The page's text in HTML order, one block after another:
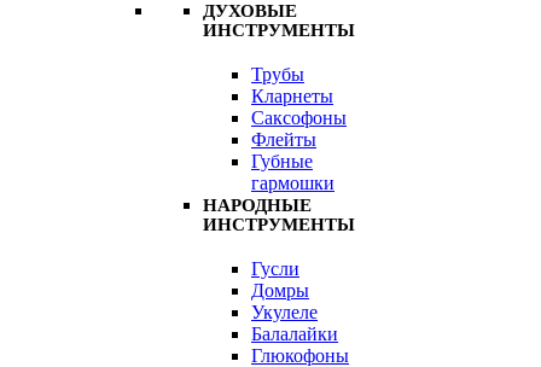
ДУХОВЫЕ
ИНСТРУМЕНТЫ
Трубы
Кларнеты
Саксофоны
Флейты
Губные
гармошки
НАРОДНЫЕ
ИНСТРУМЕНТЫ
Гусли
Домры
Укулеле
Балалайки
Глюкофоны